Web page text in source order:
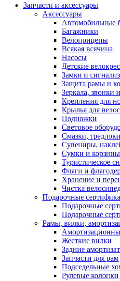
Запчасти и аксессуары
Аксессуары
Автомобильные
Багажники
Велоприцепы
Всякая всячина
Насосы
Детские
Замки и
Защита рамы и
Зеркала, звонки
Крепления для
Крылья для
Подножки
Световое
Смазки,
Сувениры,
Сумки и корзины
Туристическое
Фляги и
Хранение и
Чистка
Подарочные
Подарочные
Подарочные
Рамы, вилки,
Жесткие вилки
Задние
Запчасти для рам
Подседельные
Рулевые колонки